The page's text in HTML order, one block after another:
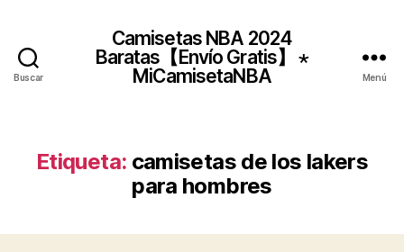
Buscar
Camisetas NBA 2024
Baratas【Envío Gratis】 ⋆
MiCamisetaNBA
Menú
Etiqueta: camisetas de los lakers
para hombres